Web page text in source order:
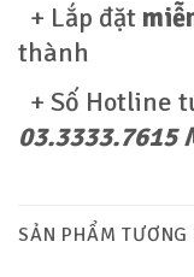
+ Lắp đặt
thành
+ Số Hotline
03.3333.7615
SẢN PHẨM TƯƠNG